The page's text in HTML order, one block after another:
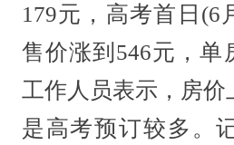
179元，高考首日(6
售价涨到546元，单
工作人员表示，房价
是高考预订较多。